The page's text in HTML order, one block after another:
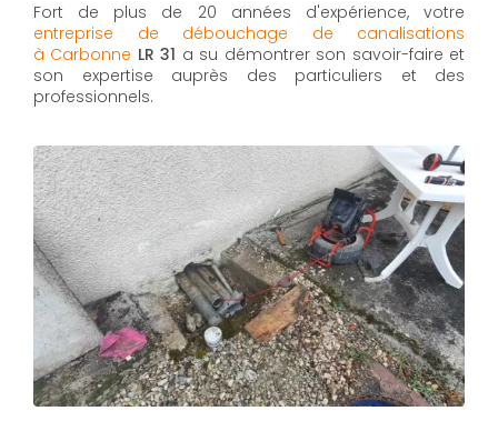
Fort de plus de 20 années d'expérience, votre
entreprise de débouchage de canalisations
à Carbonne LR 31 a su démontrer son savoir-faire et
son expertise auprès des particuliers et des
professionnels.